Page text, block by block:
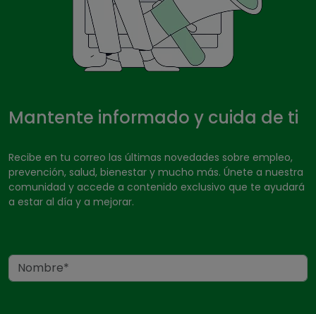
Mantente informado y cuida de ti
Recibe en tu correo las últimas novedades sobre empleo,
prevención, salud, bienestar y mucho más. Únete a nuestra
comunidad y accede a contenido exclusivo que te ayudará
a estar al día y a mejorar.
Nombre